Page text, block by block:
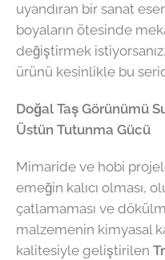
uyandıran bir sanat
boyaların ötesinde
değiştirmek
ürünü kesinlikle bu
Doğal Taş Görünümü
Üstün Tutunma Gücü
Mimaride ve hobi
emeğin kalıcı olması,
çatlamaması ve
malzemenin kimyasal
kalitesiyle geliştirilen